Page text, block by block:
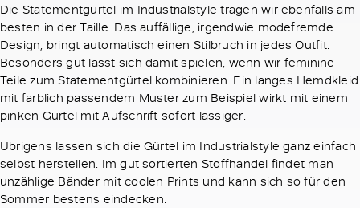
Die Statementgürtel im Industrialstyle tragen wir ebenfalls am
besten in der Taille. Das auffällige, irgendwie modefremde
Design, bringt automatisch einen Stilbruch in jedes Outfit.
Besonders gut lässt sich damit spielen, wenn wir feminine
Teile zum Statementgürtel kombinieren. Ein langes Hemdkleid
mit farblich passendem Muster zum Beispiel wirkt mit einem
pinken Gürtel mit Aufschrift sofort lässiger.
Übrigens lassen sich die Gürtel im Industrialstyle ganz einfach
selbst herstellen. Im gut sortierten Stoffhandel findet man
unzählige Bänder mit coolen Prints und kann sich so für den
Sommer bestens eindecken.